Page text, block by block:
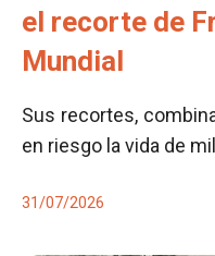
el recorte de
Mundial
Sus recortes,
en riesgo la vida de
31/07/2026